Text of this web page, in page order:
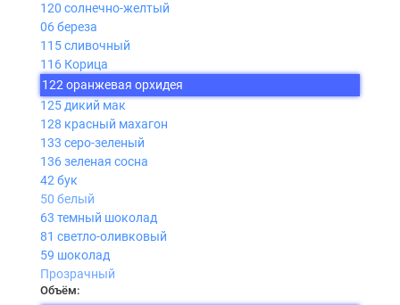
120 солнечно-желтый
06 береза
115 сливочный
116 Корица
122 оранжевая орхидея
125 дикий мак
128 красный махагон
133 серо-зеленый
136 зеленая сосна
42 бук
50 белый
63 темный шоколад
81 светло-оливковый
59 шоколад
Прозрачный
Объём: